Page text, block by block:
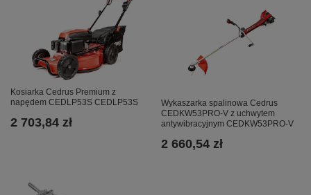
Kosiarka Cedrus Premium z
napędem CEDLP53S CEDLP53S
2 703,84 zł
Wykaszarka spalinowa Cedrus
CEDKW53PRO-V z uchwytem
antywibracyjnym CEDKW53PRO-V
2 660,54 zł